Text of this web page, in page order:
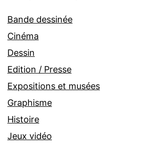
Bande dessinée
Cinéma
Dessin
Edition / Presse
Expositions et musées
Graphisme
Histoire
Jeux vidéo